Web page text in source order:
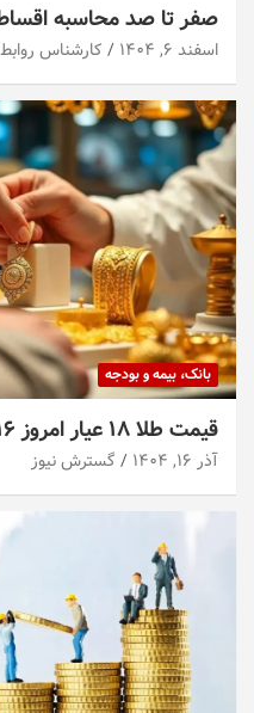
صفر تا صد محاسبه
اسفند ۶, ۱۴۰۴ کارشناس
بانک، بیمه و بودجه
قیمت طلا ۱۸ عیار امروز ۱۶ آذر اعلام شد + جدول
آذر ۱۶, ۱۴۰۴ گسترش نیوز